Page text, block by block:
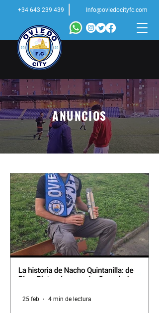
+34 643 239 439 Info@oviedocityfc.com
ANUNCIOS
25 feb 4 min de lectura